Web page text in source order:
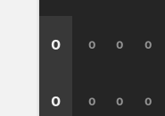
0
0
0
0
0
0
0
0